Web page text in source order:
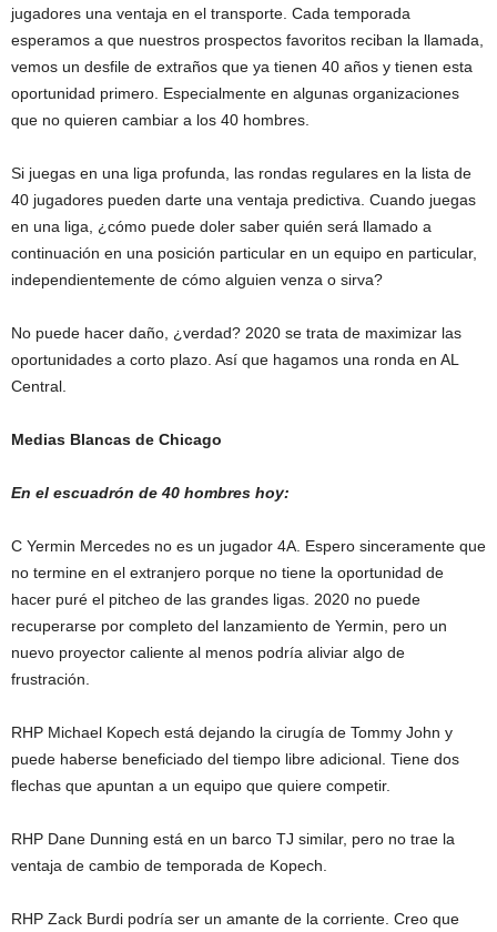
jugadores una ventaja en el transporte. Cada temporada
esperamos a que nuestros prospectos favoritos reciban la llamada,
vemos un desfile de extraños que ya tienen 40 años y tienen esta
oportunidad primero. Especialmente en algunas organizaciones
que no quieren cambiar a los 40 hombres.
Si juegas en una liga profunda, las rondas regulares en la lista de
40 jugadores pueden darte una ventaja predictiva. Cuando juegas
en una liga, ¿cómo puede doler saber quién será llamado a
continuación en una posición particular en un equipo en particular,
independientemente de cómo alguien venza o sirva?
No puede hacer daño, ¿verdad? 2020 se trata de maximizar las
oportunidades a corto plazo. Así que hagamos una ronda en AL
Central.
Medias Blancas de Chicago
En el escuadrón de 40 hombres hoy:
C Yermin Mercedes no es un jugador 4A. Espero sinceramente que
no termine en el extranjero porque no tiene la oportunidad de
hacer puré el pitcheo de las grandes ligas. 2020 no puede
recuperarse por completo del lanzamiento de Yermin, pero un
nuevo proyector caliente al menos podría aliviar algo de
frustración.
RHP Michael Kopech está dejando la cirugía de Tommy John y
puede haberse beneficiado del tiempo libre adicional. Tiene dos
flechas que apuntan a un equipo que quiere competir.
RHP Dane Dunning está en un barco TJ similar, pero no trae la
ventaja de cambio de temporada de Kopech.
RHP Zack Burdi podría ser un amante de la corriente. Creo que